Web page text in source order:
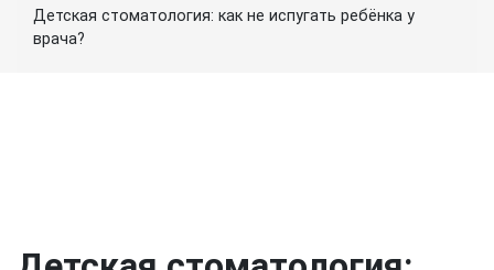
Детская стоматология: как не испугать ребёнка у
врача?